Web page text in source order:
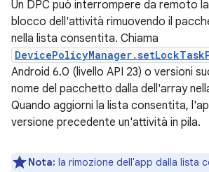
Un DPC può interrompere da remoto
blocco dell'attività rimuovendo il
nella lista consentita. Chiama
Android 6.0 (livello API 23) o versioni
nome del pacchetto dalla dell'array
Quando aggiorni la lista consentita,
versione precedente un'attività in pila.
Nota: la rimozione dell'app dalla lista